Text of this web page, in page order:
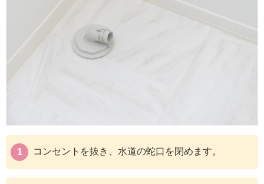
コンセントを抜き、水道の蛇口を閉めます。